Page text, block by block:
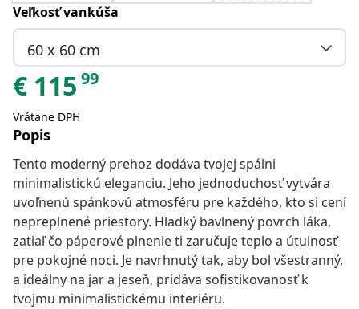
Veľkosť vankúša
60 x 60 cm
€ 115 99
Vrátane DPH
Popis
Tento moderný prehoz dodáva tvojej spálni
minimalistickú eleganciu. Jeho jednoduchosť vytvára
uvoľnenú spánkovú atmosféru pre každého, kto si cení
nepreplnené priestory. Hladký bavlnený povrch láka,
zatiaľ čo páperové plnenie ti zaručuje teplo a útulnosť
pre pokojné noci. Je navrhnutý tak, aby bol všestranný,
a ideálny na jar a jeseň, pridáva sofistikovanosť k
tvojmu minimalistickému interiéru.